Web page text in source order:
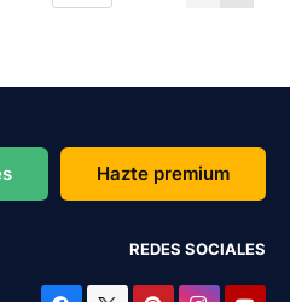
Hazte premium
REDES SOCIALES